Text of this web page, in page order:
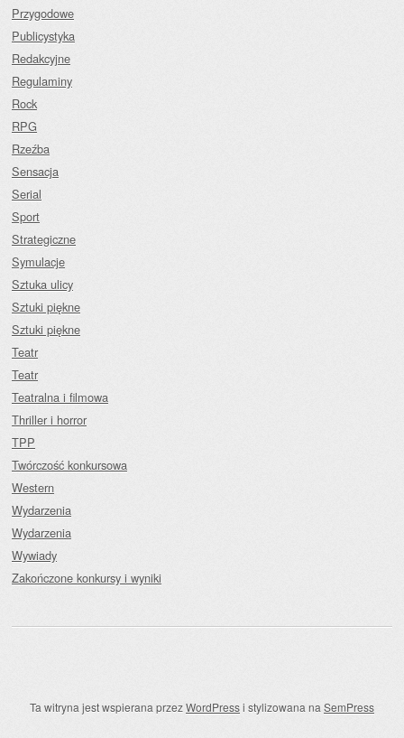
Przygodowe
Publicystyka
Redakcyjne
Regulaminy
Rock
RPG
Rzeźba
Sensacja
Serial
Sport
Strategiczne
Symulacje
Sztuka ulicy
Sztuki piękne
Sztuki piękne
Teatr
Teatr
Teatralna i filmowa
Thriller i horror
TPP
Twórczość konkursowa
Western
Wydarzenia
Wydarzenia
Wywiady
Zakończone konkursy i wyniki
Ta witryna jest wspierana przezWordPressi stylizowana na SemPress